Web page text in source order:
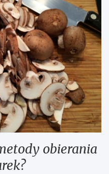
obierania